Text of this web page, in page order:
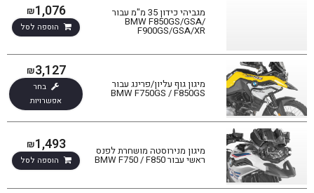
מגביהי כידון 35 מ"מ עבור
BMW F850GS/GSA/
F900GS/GSA/XR
₪1,076
הוספה לסל
מיגון גוף עליון/פרינג עבור
BMW F750GS / F850GS
₪3,127
בחר
אפשרויות
מיגון מנירוסטה מושחרת לפנס
ראשי עבור BMW F750 / F850
₪1,493
הוספה לסל